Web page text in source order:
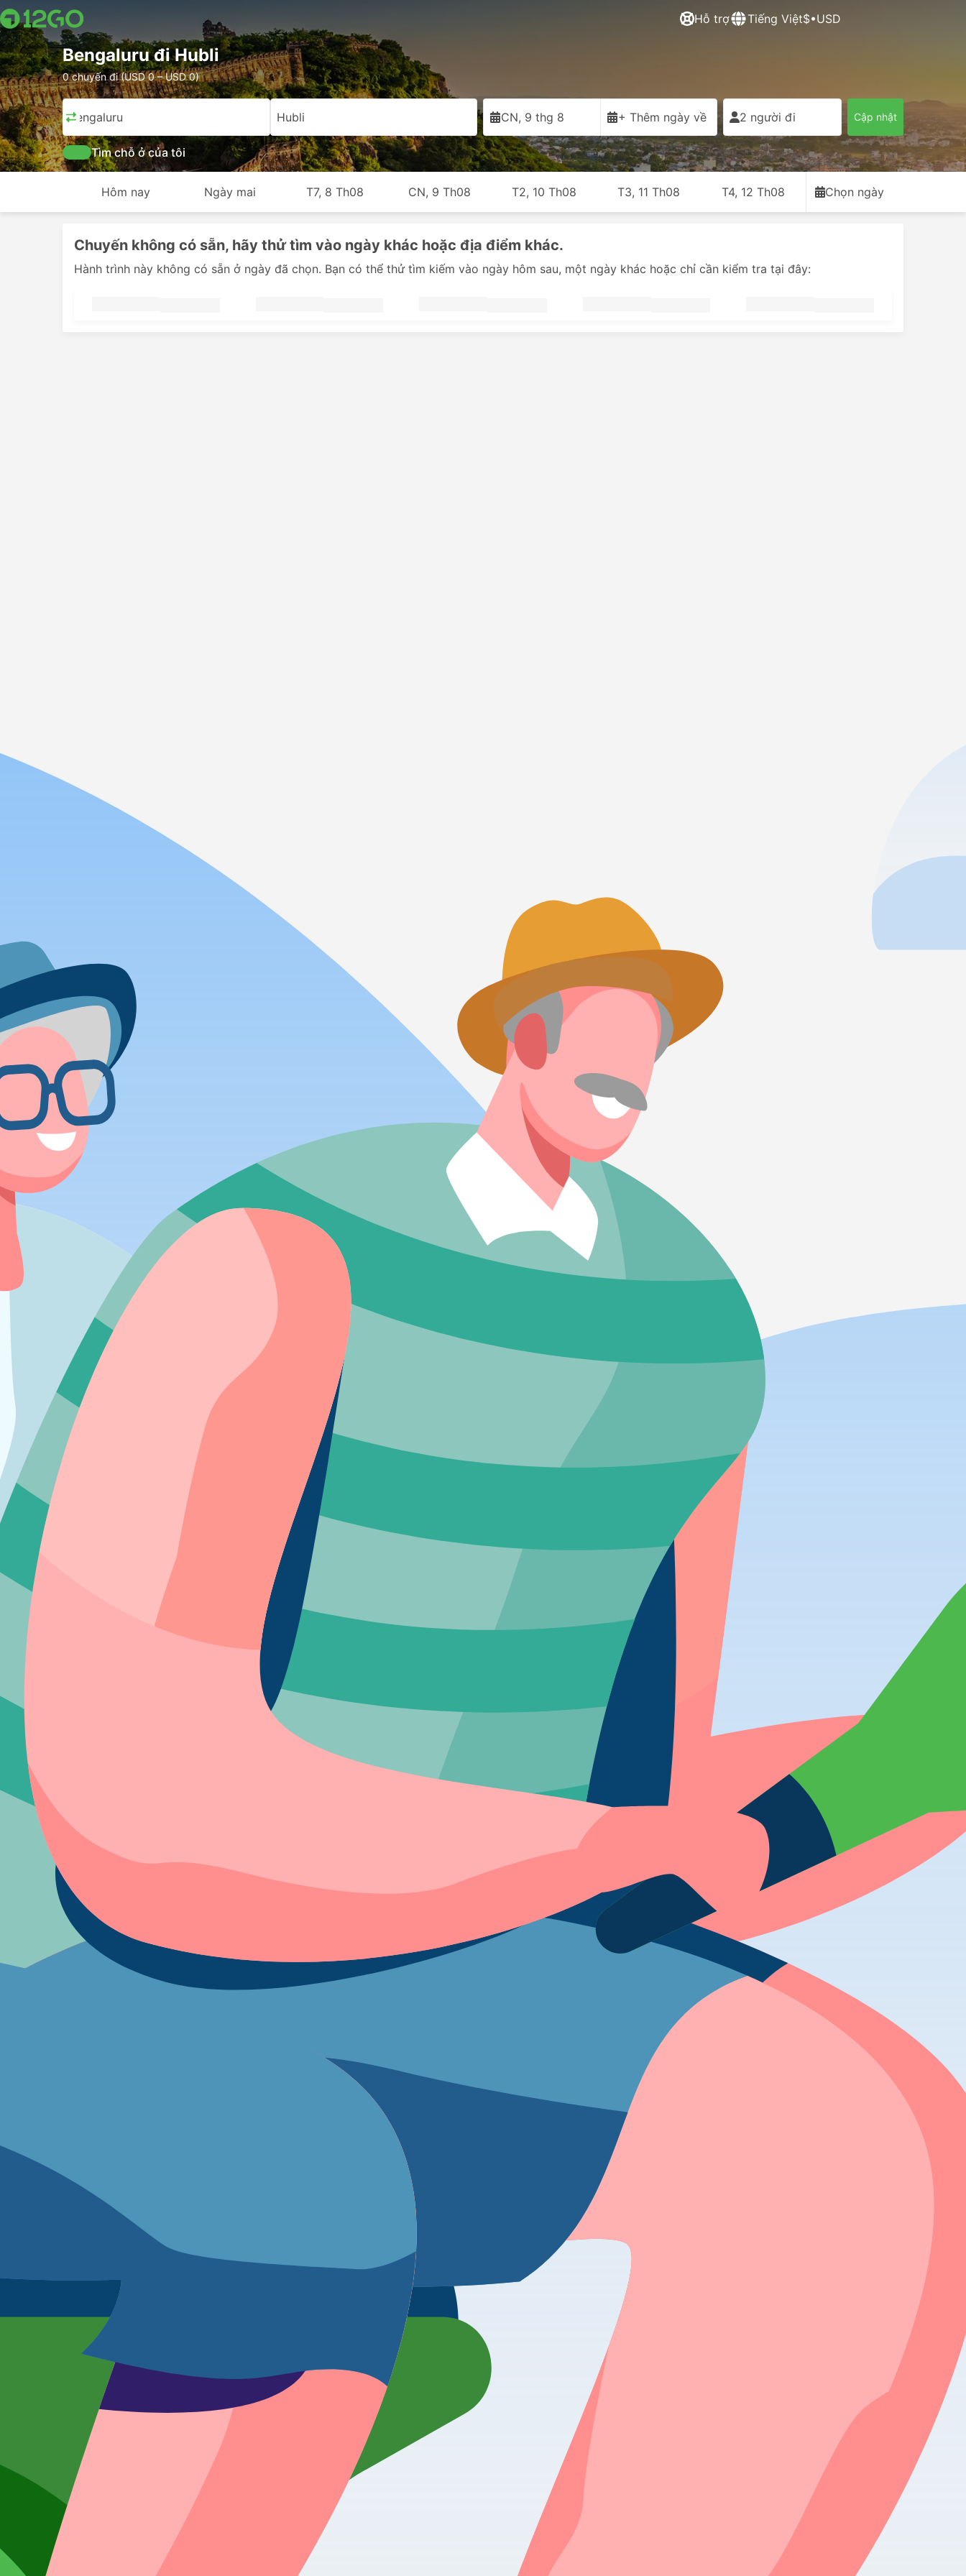
Hỗ trợ Tiếng Việt$•USD
Bengaluru đi Hubli
0 chuyến đi (USD 0 – USD 0)
Bengaluru Hubli CN, 9 thg 8 + Thêm ngày về 2 người đi Cập nhật
Tìm chỗ ở của tôi
Hôm nay Ngày mai T7, 8 Th08 CN, 9 Th08 T2, 10 Th08 T3, 11 Th08 T4, 12 Th08 Chọn ngày
Chuyến không có sẵn, hãy thử tìm vào ngày khác hoặc địa điểm khác.
Hành trình này không có sẵn ở ngày đã chọn. Bạn có thể thử tìm kiếm vào ngày hôm sau, một ngày khác hoặc chỉ cần kiểm tra tại đây: